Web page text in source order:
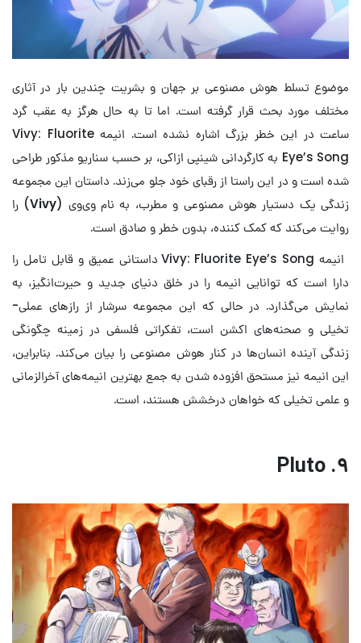
موضوع تسلط هوش مصنوعی بر جهان و بشریت چندین بار در آثاری
مختلف مورد بحث قرار گرفته است. اما تا به حال هرگز به عقب گرد
ساعت در این خطر بزرگ اشاره نشده است. انیمه Vivy: Fluorite
Eye’s Song به کارگردانی شینپی ازاکی، بر حسب سناریو مذکور طراحی
شده است و در این راستا از رقبای خود جلو می‌زند. داستان این مجموعه
زندگی یک دستیار هوش مصنوعی و مطرب، به نام وی‌وی (Vivy) را
روایت می‌کند که کمک کننده، بدون خطر و صادق است.
انیمه Vivy: Fluorite Eye’s Song داستانی عمیق و قابل تامل را
دارا است که توانایی انیمه را در خلق دنیای جدید و حیرت‌انگیز، به
نمایش می‌گذارد. در حالی که این مجموعه سرشار از راز‌های عملی-
تخیلی و صحنه‌های اکشن است، تفکراتی فلسفی در زمینه چگونگی
زندگی آینده انسان‌ها در کنار هوش مصنوعی را بیان می‌کند. بنابراین،
این انیمه نیز مستحق افزوده شدن به جمع بهترین انیمه‌های آخرالزمانی
و علمی تخیلی که خواهان درخشش هستند، است.
۹. Pluto